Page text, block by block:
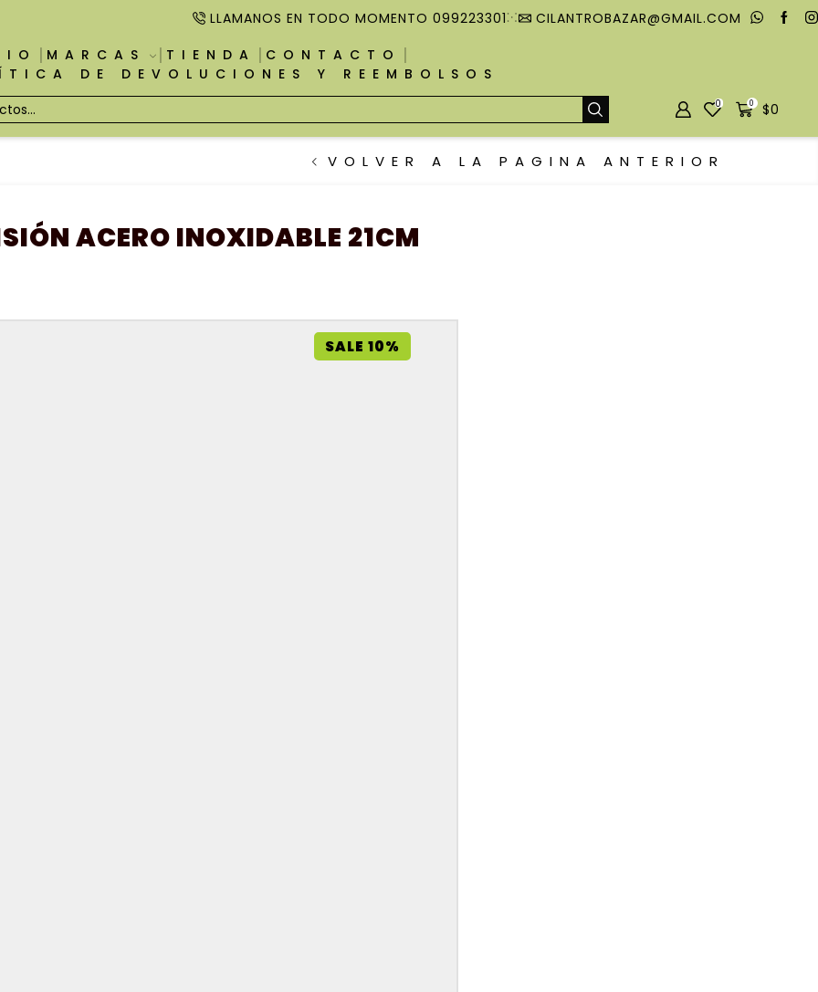
LLAMANOS EN TODO MOMENTO 099223301
CILANTROBAZAR@GMAIL.COM
MARCAS TIENDA
CONTACTO
DE DEVOLUCIONES Y REEMBOLSOS
0 0 $0
VOLVER A LA PAGINA ANTERIOR
ACERO INOXIDABLE 21CM
SALE 10%